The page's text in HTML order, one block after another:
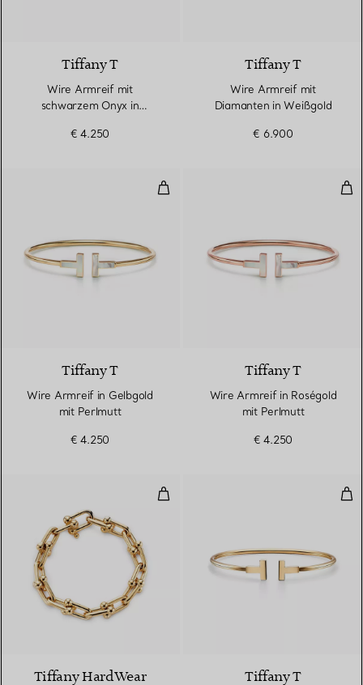
Tiffany T
Wire Armreif mit
schwarzem Onyx in
€ 4.250
Tiffany T
Wire Armreif mit
Diamanten in Weißgold
€ 6.900
Wire Armreif in Gelbgold mit
Tiffany T
Wire Armreif in Gelbgold
mit Perlmutt
€ 4.250
Tiffany T
Wire Armreif in Roségold
mit Perlmutt
€ 4.250
Gliederarmband, große Glieder
Tiffany HardWear Tiffany T